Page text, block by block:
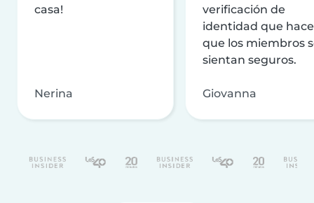
casa!
Nerina
verificación de
identidad que
que los miembros
sientan seguros.
Giovanna